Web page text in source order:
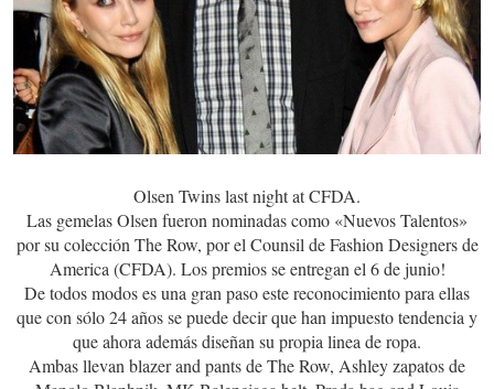
Olsen Twins last night at CFDA.
Las gemelas Olsen fueron nominadas como «Nuevos Talentos»
por su colección The Row, por el Counsil de Fashion Designers de
America (CFDA). Los premios se entregan el 6 de junio!
De todos modos es una gran paso este reconocimiento para ellas
que con sólo 24 años se puede decir que han impuesto tendencia y
que ahora además diseñan su propia linea de ropa.
Ambas llevan blazer and pants de The Row, Ashley zapatos de